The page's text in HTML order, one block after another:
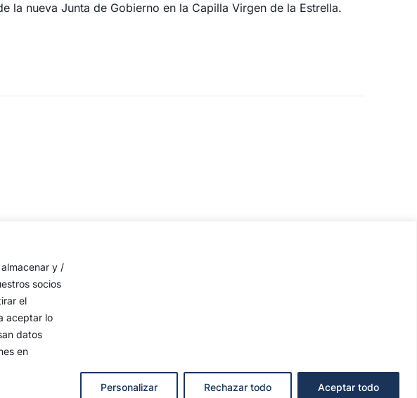
y /
socios
el
aceptar lo
datos
en
Personalizar Rechazar todo Aceptar todo
la nueva Junta de Gobierno en la Capilla Virgen de la Estrella.